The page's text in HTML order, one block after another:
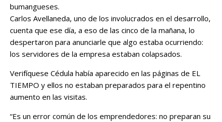
bumangueses.
Carlos Avellaneda, uno de los involucrados en el desarrollo,
cuenta que ese día, a eso de las cinco de la mañana, lo
despertaron para anunciarle que algo estaba ocurriendo:
los servidores de la empresa estaban colapsados.
Verifíquese Cédula había aparecido en las páginas de EL
TIEMPO y ellos no estaban preparados para el repentino
aumento en las visitas.
“Es un error común de los emprendedores: no preparan su